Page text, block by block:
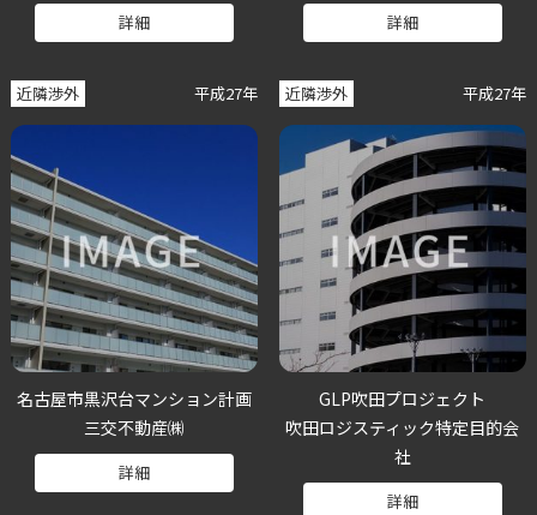
詳細 詳細
近隣渉外 平成27年
名古屋市黒沢台マンション計画
三交不動産㈱
詳細
近隣渉外 平成27年
GLP吹田プロジェクト
吹田ロジスティック特定目的会
社
詳細